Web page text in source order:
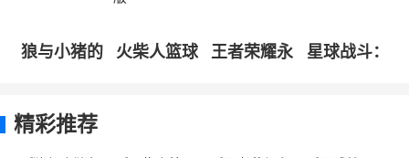
狼与小猪的
火柴人篮球
王者荣耀永
星球战斗：
精彩推荐